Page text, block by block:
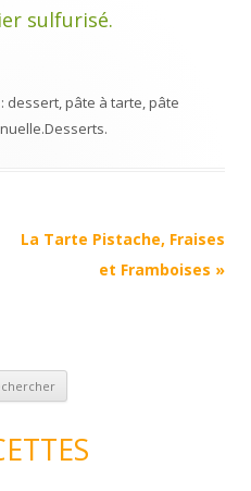
sulfurisé.
dessert,pâte à tarte,pâte
.Desserts.
La Tarte Pistache, Fraises
et Framboises »